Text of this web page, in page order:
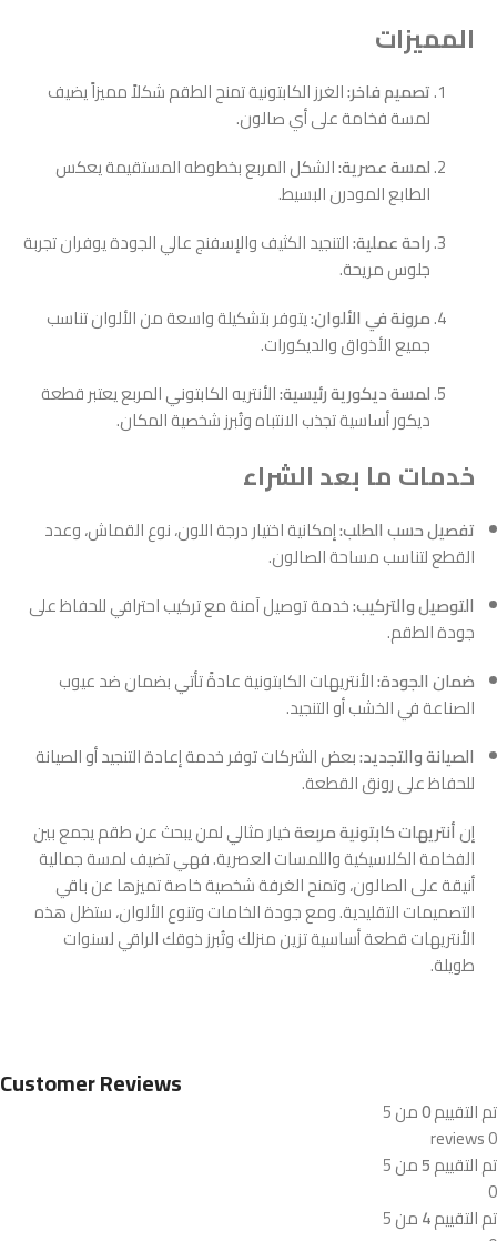
المميزات
تصميم فاخر:الغرز الكابتونية تمنح الطقم شكلاً مميزاً يضيف
لمسة فخامة على أي صالون.
لمسة عصرية:الشكل المربع بخطوطه المستقيمة يعكس
الطابع المودرن البسيط.
راحة عملية:التنجيد الكثيف والإسفنج عالي الجودة يوفران تجربة
جلوس مريحة.
مرونة في الألوان:يتوفر بتشكيلة واسعة من الألوان تناسب
جميع الأذواق والديكورات.
لمسة ديكورية رئيسية:الأنتريه الكابتوني المربع يعتبر قطعة
ديكور أساسية تجذب الانتباه وتُبرز شخصية المكان.
خدمات ما بعد الشراء
تفصيل حسب الطلب:إمكانية اختيار درجة اللون، نوع القماش، وعدد
القطع لتناسب مساحة الصالون.
التوصيل والتركيب:خدمة توصيل آمنة مع تركيب احترافي للحفاظ على
جودة الطقم.
ضمان الجودة:الأنتريهات الكابتونية عادةً تأتي بضمان ضد عيوب
الصناعة في الخشب أو التنجيد.
الصيانة والتجديد:بعض الشركات توفر خدمة إعادة التنجيد أو الصيانة
للحفاظ على رونق القطعة.
إنأنتريهات كابتونية مربعةخيار مثالي لمن يبحث عن طقم يجمع بين
الفخامة الكلاسيكية واللمسات العصرية. فهي تضيف لمسة جمالية
أنيقة على الصالون، وتمنح الغرفة شخصية خاصة تميزها عن باقي
التصميمات التقليدية. ومع جودة الخامات وتنوع الألوان، ستظل هذه
الأنتريهات قطعة أساسية تزين منزلك وتُبرز ذوقك الراقي لسنوات
طويلة.
Customer Reviews
تم التقييم0من 5
0 reviews
تم التقييم5من 5
0
تم التقييم4من 5